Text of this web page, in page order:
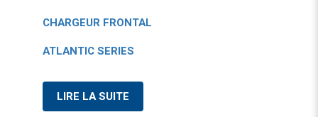
CHARGEUR FRONTAL
ATLANTIC SERIES
LIRE LA SUITE